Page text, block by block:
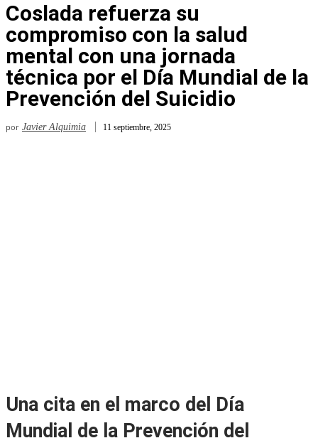
Coslada refuerza su
compromiso con la salud
mental con una jornada
técnica por el Día Mundial de la
Prevención del Suicidio
por Javier Alquimia 11 septiembre, 2025
Una cita en el marco del Día
Mundial de la Prevención del